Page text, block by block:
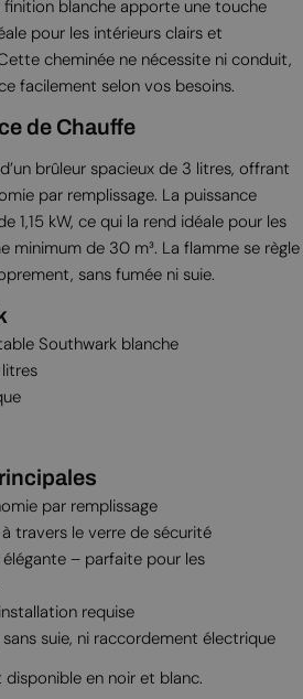
finition blanche apporte une touche
pour les intérieurs clairs et
cheminée ne nécessite ni conduit,
facilement selon vos besoins.
de Chauffe
brûleur spacieux de 3 litres, offrant
par remplissage. La puissance
1,15 kW, ce qui la rend idéale pour les
minimum de 30 m³. La flamme se règle
sans fumée ni suie.
Southwark blanche
par remplissage
travers le verre de sécurité
– parfaite pour les
requise
suie, ni raccordement électrique
en noir et blanc.